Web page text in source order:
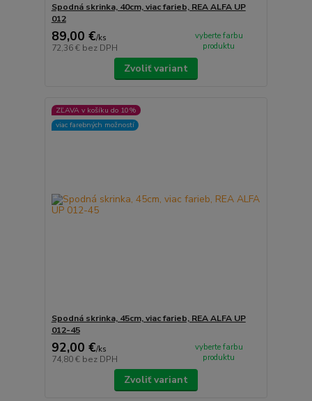
Spodná skrinka, 40cm, viac farieb, REA ALFA UP
012
89,00 €/ks
72,36 € bez DPH
vyberte farbu
produktu
Zvoliť variant
ZĽAVA v košíku do 10%
viac farebných možností
Spodná skrinka, 45cm, viac farieb, REA ALFA UP
012-45
92,00 €/ks
74,80 € bez DPH
vyberte farbu
produktu
Zvoliť variant